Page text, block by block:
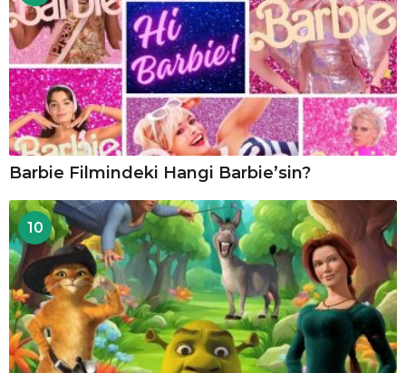
Barbie Filmindeki Hangi Barbie’sin?
10